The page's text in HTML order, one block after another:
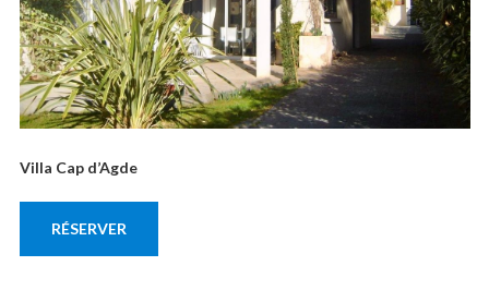
Villa Cap d’Agde
RÉSERVER